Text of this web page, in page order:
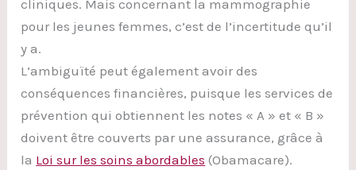
cliniques. Mais concernant la mammographie
pour les jeunes femmes, c’est de l’incertitude qu’il
y a.
L’ambiguïté peut également avoir des
conséquences financières, puisque les services de
prévention qui obtiennent les notes « A » et « B »
doivent être couverts par une assurance, grâce à
la Loi sur les soins abordables (Obamacare).